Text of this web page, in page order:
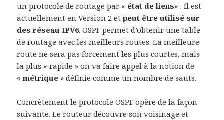
un protocole de routage par « état de liens« . Il est
actuellement en Version 2 etpeut être utilisé sur
des réseau IPV6. OSPF permet d’obtenir une table
de routage avec les meilleurs routes. La meilleure
route ne sera pas forcement les plus courtes, mais
la plus « rapide » on va faire appel à la notion de
«métrique » définie comme un nombre de sauts.
Concrètement le protocole OSPF opère de la façon
suivante. Le routeur découvre son voisinage et